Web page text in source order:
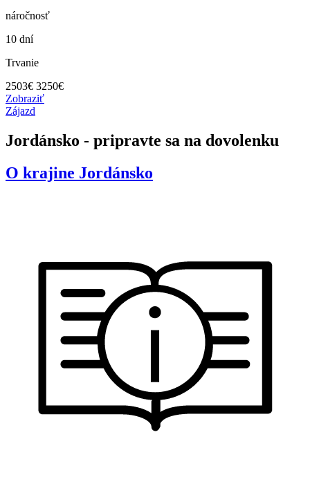
náročnosť
10 dní
Trvanie
2503€ 3250€
Zobraziť
Zájazd
Jordánsko - pripravte sa na dovolenku
O krajine Jordánsko